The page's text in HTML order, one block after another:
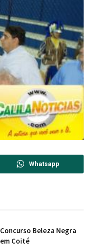
Whatsapp
Concurso Beleza Negra
em Coité